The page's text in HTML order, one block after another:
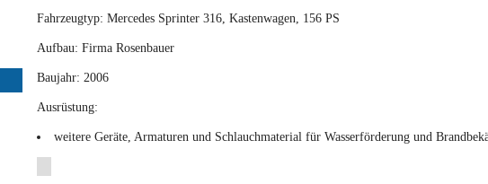
Hilfe
zur FF
Fahrzeugtyp: Mercedes Sprinter 316, Kastenwagen, 156 PS
Aufbau: Firma Rosenbauer
Baujahr: 2006
Ausrüstung:
weitere Geräte, Armaturen und Schlauchmaterial für Wasserförderung und